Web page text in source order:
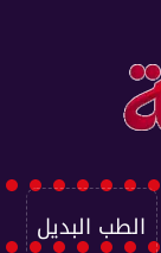
الطب البديل